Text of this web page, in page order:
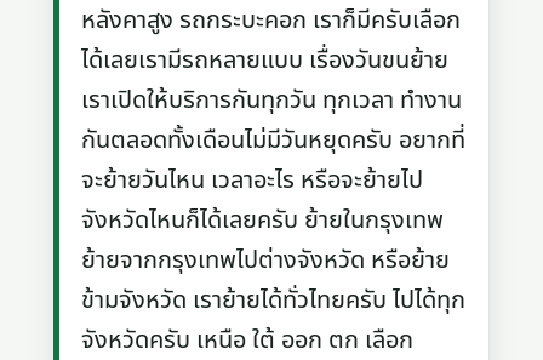
หลังคาสูง รถกระบะคอก เราก็มีครับเลือก
ได้เลยเรามีรถหลายแบบ เรื่องวันขนย้าย
เราเปิดให้บริการกันทุกวัน ทุกเวลา ทำงาน
กันตลอดทั้งเดือนไม่มีวันหยุดครับ อยากที่
จะย้ายวันไหน เวลาอะไร หรือจะย้ายไป
จังหวัดไหนก็ได้เลยครับ ย้ายในกรุงเทพ
ย้ายจากกรุงเทพไปต่างจังหวัด หรือย้าย
ข้ามจังหวัด เราย้ายได้ทั่วไทยครับ ไปได้ทุก
จังหวัดครับ เหนือ ใต้ ออก ตก เลือก